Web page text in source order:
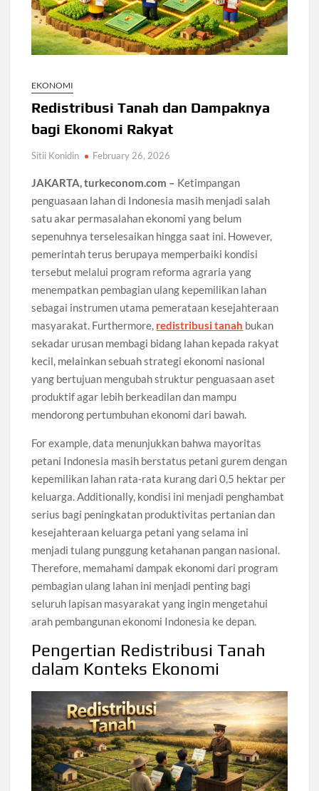
EKONOMI
Redistribusi Tanah dan Dampaknya
bagi Ekonomi Rakyat
Sitii Konidin February 26, 2026
JAKARTA, turkeconom.com – Ketimpangan
penguasaan lahan di Indonesia masih menjadi salah
satu akar permasalahan ekonomi yang belum
sepenuhnya terselesaikan hingga saat ini. However,
pemerintah terus berupaya memperbaiki kondisi
tersebut melalui program reforma agraria yang
menempatkan pembagian ulang kepemilikan lahan
sebagai instrumen utama pemerataan kesejahteraan
masyarakat. Furthermore, redistribusi tanah bukan
sekadar urusan membagi bidang lahan kepada rakyat
kecil, melainkan sebuah strategi ekonomi nasional
yang bertujuan mengubah struktur penguasaan aset
produktif agar lebih berkeadilan dan mampu
mendorong pertumbuhan ekonomi dari bawah.
For example, data menunjukkan bahwa mayoritas
petani Indonesia masih berstatus petani gurem dengan
kepemilikan lahan rata-rata kurang dari 0,5 hektar per
keluarga. Additionally, kondisi ini menjadi penghambat
serius bagi peningkatan produktivitas pertanian dan
kesejahteraan keluarga petani yang selama ini
menjadi tulang punggung ketahanan pangan nasional.
Therefore, memahami dampak ekonomi dari program
pembagian ulang lahan ini menjadi penting bagi
seluruh lapisan masyarakat yang ingin mengetahui
arah pembangunan ekonomi Indonesia ke depan.
Pengertian Redistribusi Tanah
dalam Konteks Ekonomi